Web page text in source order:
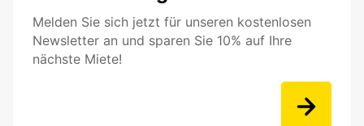
Melden Sie sich jetzt für unseren kostenlosen
Newsletter an und sparen Sie 10% auf Ihre
nächste Miete!